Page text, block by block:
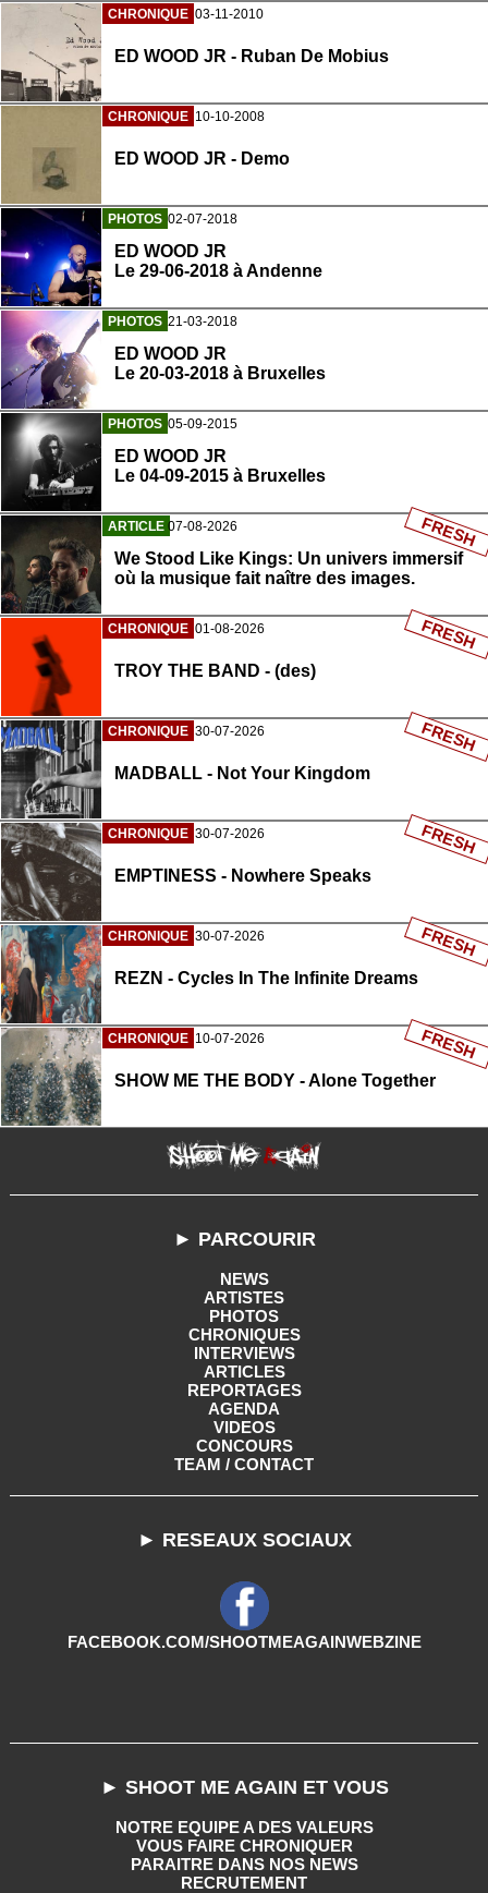
CHRONIQUE 03-11-2010
ED WOOD JR - Ruban De Mobius
CHRONIQUE 10-10-2008
ED WOOD JR - Demo
PHOTOS 02-07-2018
ED WOOD JR
Le 29-06-2018 à Andenne
PHOTOS 21-03-2018
ED WOOD JR
Le 20-03-2018 à Bruxelles
PHOTOS 05-09-2015
ED WOOD JR
Le 04-09-2015 à Bruxelles
ARTICLE 07-08-2026
We Stood Like Kings: Un univers immersif
où la musique fait naître des images.
FRESH
CHRONIQUE 01-08-2026
TROY THE BAND - (des)
FRESH
CHRONIQUE 30-07-2026
MADBALL - Not Your Kingdom
FRESH
CHRONIQUE 30-07-2026
EMPTINESS - Nowhere Speaks
FRESH
CHRONIQUE 30-07-2026
REZN - Cycles In The Infinite Dreams
FRESH
CHRONIQUE 10-07-2026
SHOW ME THE BODY - Alone Together
FRESH
► PARCOURIR
NEWS
ARTISTES
PHOTOS
CHRONIQUES
INTERVIEWS
ARTICLES
REPORTAGES
AGENDA
VIDEOS
CONCOURS
TEAM / CONTACT
► RESEAUX SOCIAUX
FACEBOOK.COM/SHOOTMEAGAINWEBZINE
► SHOOT ME AGAIN ET VOUS
NOTRE EQUIPE A DES VALEURS
VOUS FAIRE CHRONIQUER
PARAITRE DANS NOS NEWS
RECRUTEMENT